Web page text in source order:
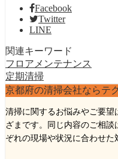
Facebook
Twitter
LINE
関連キーワード
フロアメンテナンス
定期清掃
京都府の清掃会社ならテ
清掃に関するお悩みやご要望
ざまです。同じ内容のご相
ぞれの現場や状況に合わせた